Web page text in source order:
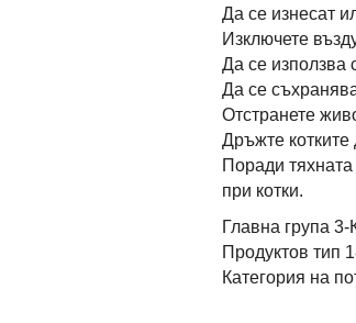
Да се изнесат
Изключете
Да се използва
Да се
Отстранете
Дръжте котките
Поради
при котки.
Главна група
Продуктов тип
Категория на